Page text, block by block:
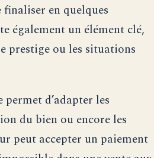
finaliser en quelques
également un élément clé,
prestige ou les situations
d’adapter les
du bien ou encore les
peut accepter un paiement